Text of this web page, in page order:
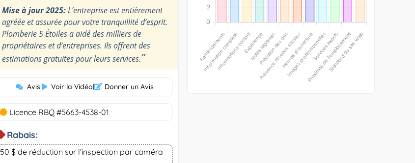
Mise à jour 2025:L’entreprise est entièrement
agréée et assurée pour votre tranquillité d’esprit.
Plomberie 5 Étoiles a aidé des milliers de
propriétaires et d’entreprises. Ils offrent des
estimations gratuites pour leurs services.”
Avis| Voir la Vidéo| Donner un Avis
Licence RBQ #5663-4538-01
Rabais:
50 $ de réduction sur l'inspection par caméra